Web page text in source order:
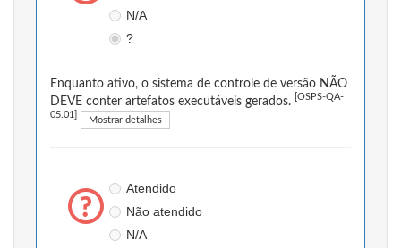
N/A
?
Enquanto ativo, o sistema de controle de versão NÃO
DEVE conter artefatos executáveis gerados.
[OSPS-QA-
05.01] Mostrar detalhes
Atendido
Não atendido
N/A